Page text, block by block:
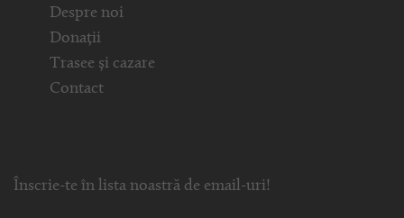
Despre noi
Donații
Trasee și cazare
Contact
Înscrie-te în lista noastră de email-uri!